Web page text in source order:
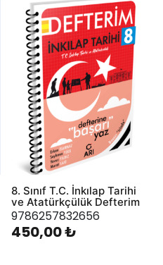
8. Sınıf T.C. İnkılap Tarihi
ve Atatürkçülük Defterim
9786257832656
450,00 ₺